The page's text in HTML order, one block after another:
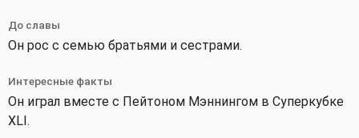
До славы
Он рос с семью братьями и сестрами.
Интересные факты
Он играл вместе с Пейтоном Мэннингом в Суперкубке
XLI.